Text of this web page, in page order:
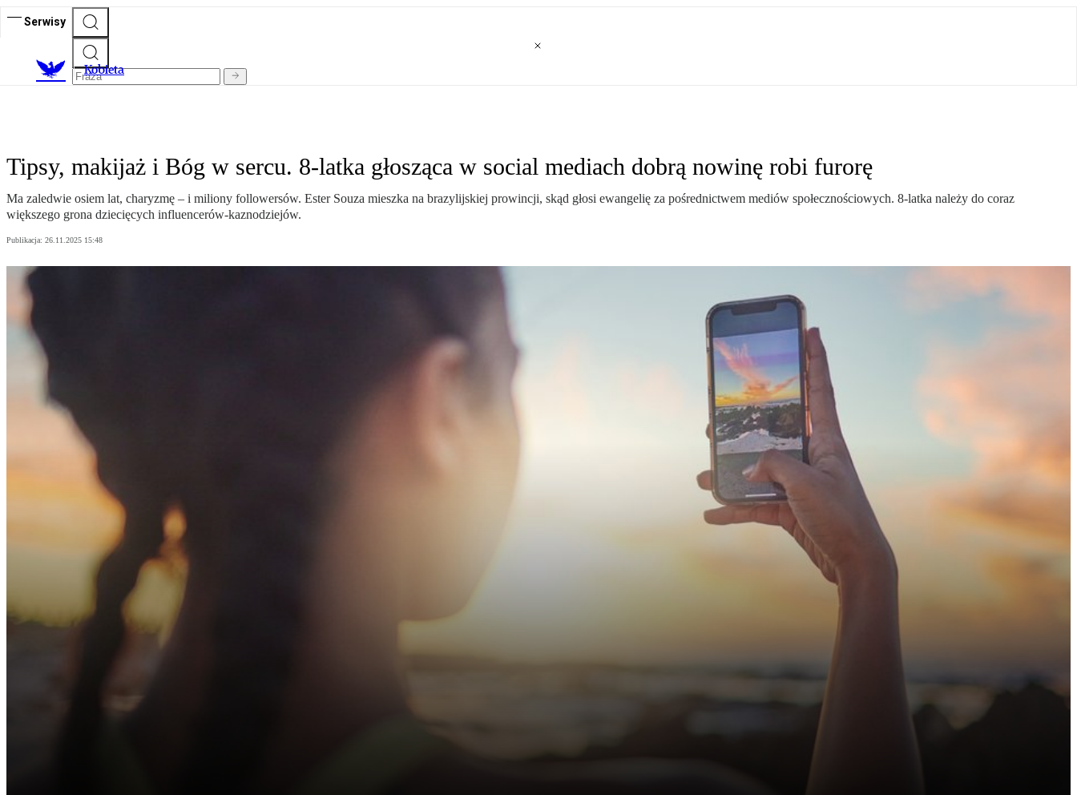
Serwisy
Kobieta
Tipsy, makijaż i Bóg w sercu. 8-latka głosząca w social mediach dobrą nowinę robi furorę
Ma zaledwie osiem lat, charyzmę – i miliony followersów. Ester Souza mieszka na brazylijskiej prowincji, skąd głosi ewangelię za pośrednictwem mediów społecznościowych. 8-latka należy do coraz
większego grona dziecięcych influencerów-kaznodziejów.
Publikacja: 26.11.2025 15:48